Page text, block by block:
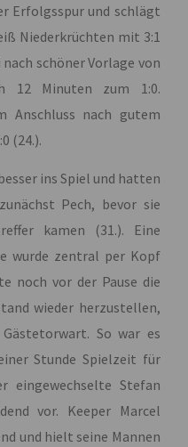
Erfolgsspur und schlägt
Niederkrüchten mit 3:1
schöner Vorlage von
12 Minuten zum 1:0.
Anschluss nach gutem
(24.).
ins Spiel und hatten
Pech, bevor sie
kamen (31.). Eine
wurde zentral per Kopf
noch vor der Pause die
wieder herzustellen,
So war es
Stunde Spielzeit für
eingewechselte Stefan
vor. Keeper Marcel
und hielt seine Mannen